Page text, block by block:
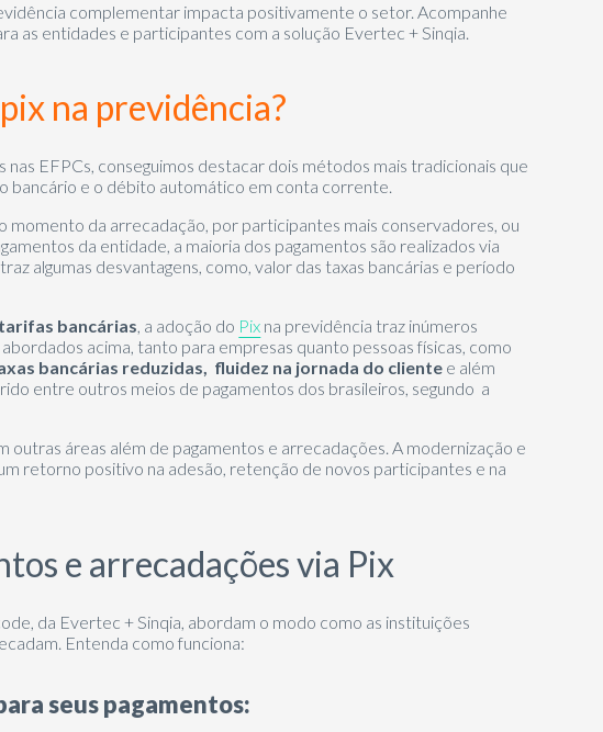
complementar impacta positivamente o setor. Acompanhe
as entidades e participantes com a solução Evertec + Sinqia.
na previdência?
EFPCs, conseguimos destacar dois métodos mais tradicionais que
bancário e o débito automático em conta corrente.
momento da arrecadação, por participantes mais conservadores, ou
da entidade, a maioria dos pagamentos são realizados via
algumas desvantagens, como, valor das taxas bancárias e período
bancárias, a adoção do Pix na previdência traz inúmeros
acima, tanto para empresas quanto pessoas físicas, como
bancárias reduzidas, fluidez na jornada do cliente e além
entre outros meios de pagamentos dos brasileiros, segundo a
outras áreas além de pagamentos e arrecadações. A modernização e
retorno positivo na adesão, retenção de novos participantes e na
e arrecadações via Pix
da Evertec + Sinqia, abordam o modo como as instituições
Entenda como funciona:
seus pagamentos: